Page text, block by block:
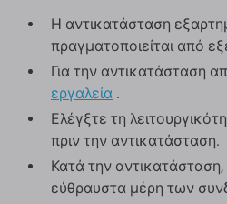
Η αντικατάσταση
πραγματοποιείται από
Για την αντικατάσταση
εργαλεία .
Ελέγξτε τη
πριν την αντικατάσταση.
Κατά την
εύθραυστα μέρη των